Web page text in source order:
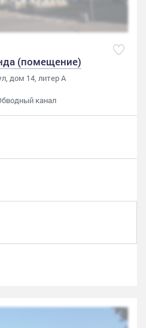
(помещение)
дом 14, литер А
канал